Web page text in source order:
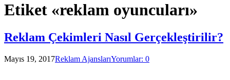
Etiket «reklam oyuncuları»
Reklam Çekimleri Nasıl Gerçekleştirilir?
Mayıs 19, 2017Reklam AjanslarıYorumlar: 0